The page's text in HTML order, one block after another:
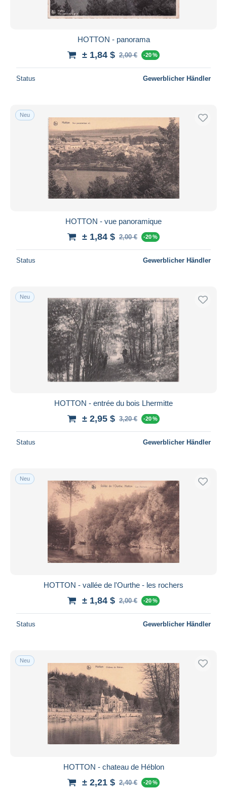
HOTTON - panorama
± 1,84 $ 2,00 € -20 %
Status Gewerblicher Händler
Neu
HOTTON - vue panoramique
± 1,84 $ 2,00 € -20 %
Status Gewerblicher Händler
Neu
HOTTON - entrée du bois Lhermitte
± 2,95 $ 3,20 € -20 %
Status Gewerblicher Händler
Neu
HOTTON - vallée de l'Ourthe - les rochers
± 1,84 $ 2,00 € -20 %
Status Gewerblicher Händler
Neu
HOTTON - chateau de Héblon
± 2,21 $ 2,40 € -20 %